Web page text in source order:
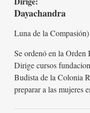
Dayachandra
Luna de la Compasión)
Se ordenó en la Orden
Dirige cursos
Budista de la Colonia
preparar a las mujeres